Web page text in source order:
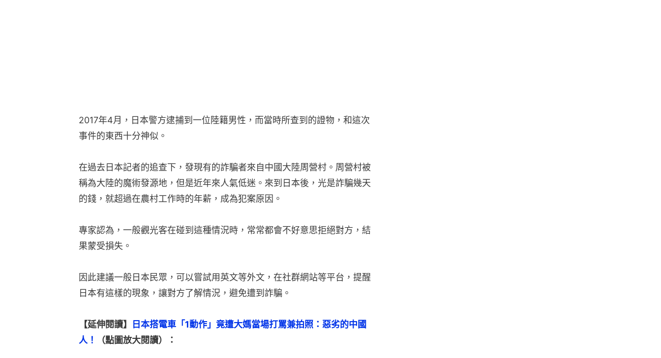
2017年4月，日本警方逮捕到一位陸籍男性，而當時所查到的證物，和這次
事件的東西十分神似。
在過去日本記者的追查下，發現有的詐騙者來自中國大陸周營村。周營村被
稱為大陸的魔術發源地，但是近年來人氣低迷。來到日本後，光是詐騙幾天
的錢，就超過在農村工作時的年薪，成為犯案原因。
專家認為，一般觀光客在碰到這種情況時，常常都會不好意思拒絕對方，結
果蒙受損失。
因此建議一般日本民眾，可以嘗試用英文等外文，在社群網站等平台，提醒
日本有這樣的現象，讓對方了解情況，避免遭到詐騙。
【延伸閱讀】
日本搭電車「1動作」竟遭大媽當場打罵兼拍照：惡劣的中國
人！
（點圖放大閱讀）：